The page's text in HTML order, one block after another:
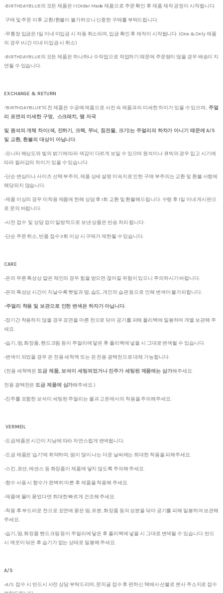
-BIRTHDAYBLUE의 모든 제품은 1:1 Order Made 제품으로 주문 확인 후 제품 제작 공정이 시작됩니다.
구매 및 주문 이후 교환/환불이 불가하오니 신중한 구매를 부탁드립니다.
-무통장 입금은 1일 이내 미입금 시 자동 취소되며, 입금 확인 후 제작이 시작됩니다. (One & Only 제품
의 경우 1시간 이내 미입금 시 취소)
-BIRTHDAYBLUE의 모든 제품은 하나하나 수작업으로 작업하기 때문에 주문량이 많을 경우 배송이 지
연될 수 있습니다.
EXCHANGE & RETURN
-'BIRTHDAYBLUE'의 전 제품은 수공예 제품으로 사진 속 제품과의 미세한 차이가 있을 수 있으며, 주얼
리 표면의 미세한 구멍, 스크래치, 땜 자국
및 원석의 개체 차이(색, 진하기, 크랙, 무늬, 침전물, 크기)는 주얼리의 하차가 아니기 때문에 A/S
및 교환, 환불의 대상이 아닙니다.
-모니터 해상도와 빛의 밝기에 따라 색감이 다르게 보일 수 있으며 원석이나 큐빅의 경우 입고 시기에
따라 컬러감의 차이가 있을 수 있습니다.
-단순 변심이나 사이즈 선택 부주의, 제품 상세 설명 미숙지로 인한 구매 부주의는 교환 및 환불 사항에
해당되지 않습니다.
-제품 이상의 경우 미착용 제품에 한해 상담 후 1회 교환 및 환불해드립니다. 수령 후 1일 이내 게시판으
로 문의 바랍니다.
-사전 접수 및 상담 없이 일방적으로 보낸 상품은 반송 처리 됩니다.
-단순 주문 취소, 반품 접수 3회 이상 시 구매가 제한될 수 있습니다.
CARE
-은의 무른 특성상 얇은 체인의 경우 힘을 받으면 끊어질 위험이 있으니 주의하시기 바랍니다.
-은의 특성상 시간이 지날수록 햇빛과 땀, 습도, 개인의 습관 등으로 인해 변색이 불가피합니다.
-주얼리 착용 및 보관으로 인한 변색은 하자가 아닙니다.
-장기간 착용하지 않을 경우 표면을 마른 천으로 닦아 공기를 피해 폴리백에 밀봉하여 개별 보관해 주
세요.
-습기, 땀, 화장품, 핸드크림 등이 주얼리에 닿은 후 폴리백에 넣을 시 그대로 변색될 수 있습니다.
-변색이 되었을 경우 은 전용 세척액 또는 은 전용 광택천으로 대체 가능합니다.
(전용 세척액은도금 제품, 보석이 세팅되었거나 진주가 세팅된 제품에는 삼가해주세요.
전용 광택천은도금 제품에 삼가해주세요.)
-진주를 포함한 보석이 세팅된 주얼리는 물과 고온에서의 착용을 주의해주세요.
VERMEIL
-도금제품은 시간이 지남에 따라 자연스럽게 변색됩니다.
-도금 제품은 '습기'에 취약하며, 땀이 많이 나는 더운 날씨에는 최대한 착용을 피해주세요.
-스킨, 로션, 에센스 등 화장품이 제품에 닿지 않도록 주의해 주세요.
-향수 사용 시 향수가 완벽히 마른 후 제품을 착용해 주세요.
-제품에 물이 묻었다면 최대한 빠르게 건조해 주세요.
-착용 후 부드러운 천으로 표면에 묻은 땀, 유분, 화장품 등의 성분을 닦아 공기를 피해 밀봉하여 보관해
주세요.
-습기, 땀, 화장품 핸드크림 등이 주얼리에 닿은 후 폴리백에 넣을 시 그대로 변색될 수 있습니다. 반드
시 깨끗이 닦은 후 습기가 없는 상태로 밀봉해 주세요.
A/S
-A/S 접수 시 반드시 사전 상담 부탁드리며, 문의글 접수 후 편하신 택배사 선불로 본사 주소지로 접수